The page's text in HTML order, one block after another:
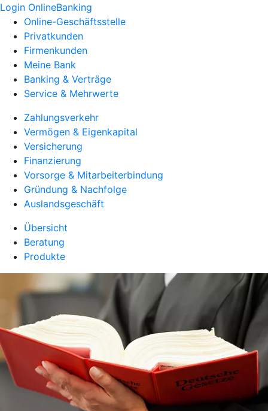
Login OnlineBanking
Online-Geschäftsstelle
Privatkunden
Firmenkunden
Meine Bank
Banking & Verträge
Service & Mehrwerte
Zahlungsverkehr
Vermögen & Eigenkapital
Versicherung
Finanzierung
Vorsorge & Mitarbeiterbindung
Gründung & Nachfolge
Auslandsgeschäft
Übersicht
Beratung
Produkte